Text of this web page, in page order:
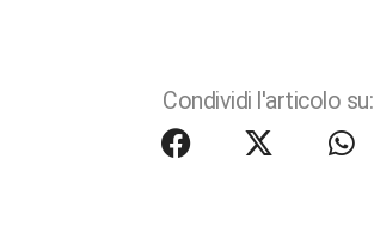
Condividi l'articolo su: